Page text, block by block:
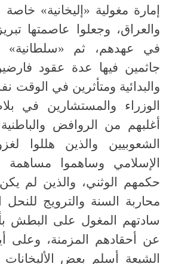
إمارة مغولية «إليخانية»
والعراق، وجعلوا عاصمتها
في عهدهم، ثم «سلطانية»
جاثمين فيها عدة عقود
والبدائية ومتأثرين في الوقت
الوزراء والمستشارين في
أغلبهم من الروافض
الشعوبيين والذين هللوا
الإسلامي وساهموا
حكمهم الوثني، والذين لم
محاربة السنة والترويج
سادتهم المغول على البطش
عن أحقادهم المزمنة، وعلى
الشيعة أسلم بعض